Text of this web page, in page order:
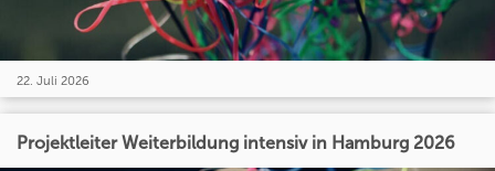
22. Juli 2026
Projektleiter Weiterbildung intensiv in Hamburg 2026